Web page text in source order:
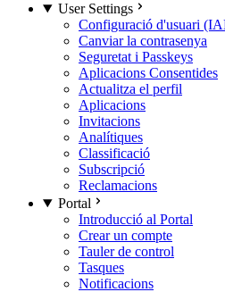
User Settings
Configuració d'usuari
Canviar la contrasenya
Seguretat i Passkeys
Aplicacions Consentides
Actualitza el perfil
Aplicacions
Invitacions
Analítiques
Classificació
Subscripció
Reclamacions
Portal
Introducció al Portal
Crear un compte
Tauler de control
Tasques
Notificacions